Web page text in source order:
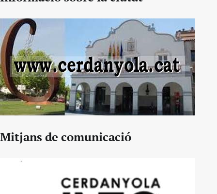
Mitjans de comunicació